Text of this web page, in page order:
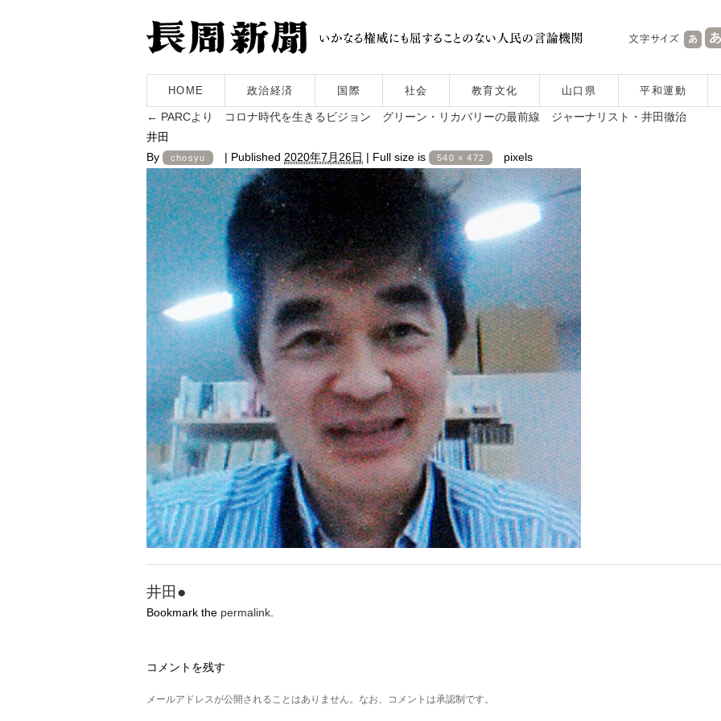
HOME 政治経済 国際 社会 教育文化 山口県 平和運動
← PARCより コロナ時代を生きるビジョン グリーン・リカバリーの最前線 ジャーナリスト・井田徹治
井田
By
chosyu | Published 2020年7月26日 | Full size is 540 × 472 pixels
井田●
Bookmark the permalink
コメントを残す
メールアドレスが公開されることはありません。なお、コメントは承認制です。